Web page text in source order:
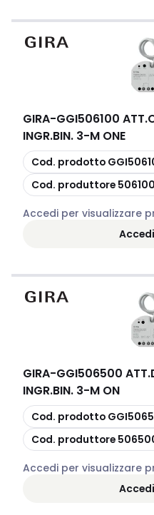
GIRA-GGI506100
INGR.BIN. 3-M ONE
copia
Cod. prodotto
copia
Cod. produttore 506100
Accedi per visualizzare
Accedi
GIRA-GGI506500
INGR.BIN. 3-M ON
copia
Cod. prodotto
copia
Cod. produttore
Accedi per visualizzare
Accedi